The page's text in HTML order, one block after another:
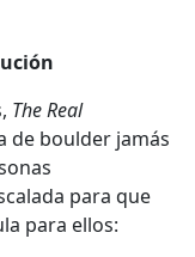
The Real
de boulder jamás
para que
para ellos: